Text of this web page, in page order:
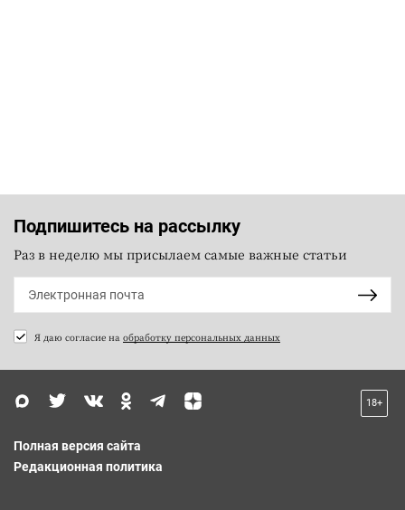
Подпишитесь на рассылку
Раз в неделю мы присылаем самые важные статьи
Я даю согласие на обработку персональных данных
18+
Полная версия сайта
Редакционная политика